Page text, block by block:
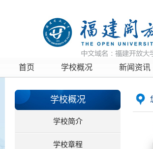
首页 学校概况 新闻资讯
学校概况
学校简介
学校章程